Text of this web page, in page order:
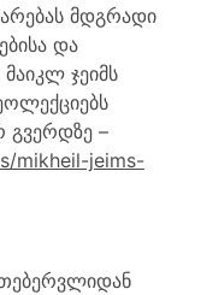
მდგრადი
და
მაიკლ ჯეიმს
გვერდზე –
mikheil-jeims-